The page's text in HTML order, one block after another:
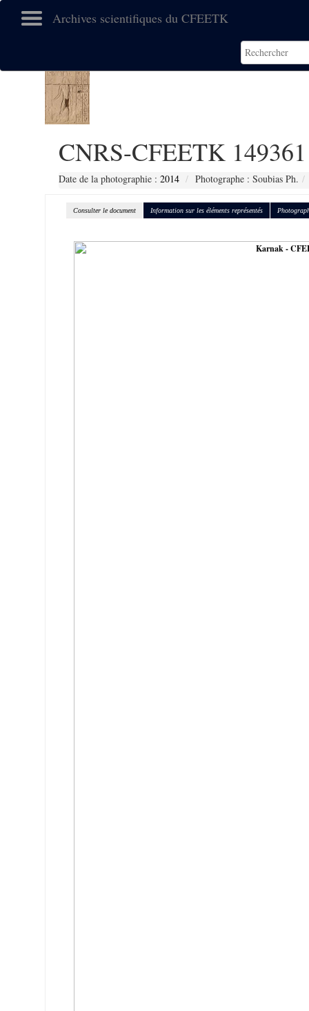
Archives scientifiques du CFEETK
CNRS-CFEETK 149361
Date de la photographie : 2014 Photographe : Soubias Ph.
Consulter le document Information sur les éléments représentés